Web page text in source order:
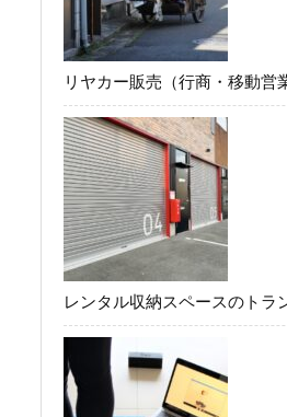
リヤカー販売（行商・移動営
レンタル収納スペースのトラ